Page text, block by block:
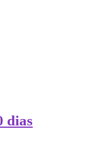
dias